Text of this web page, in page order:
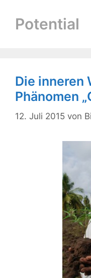
Potential
Die inneren
Phänomen
12. Juli 2015 von